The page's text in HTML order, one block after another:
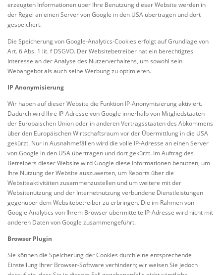
erzeugten Informationen über Ihre Benutzung dieser Website werden in
der Regel an einen Server von Google in den USA übertragen und dort
gespeichert.
Die Speicherung von Google-Analytics-Cookies erfolgt auf Grundlage von
Art. 6 Abs. 1 lit. f DSGVO. Der Websitebetreiber hat ein berechtigtes
Interesse an der Analyse des Nutzerverhaltens, um sowohl sein
Webangebot als auch seine Werbung zu optimieren.
IP Anonymisierung
Wir haben auf dieser Website die Funktion IP-Anonymisierung aktiviert.
Dadurch wird Ihre IP-Adresse von Google innerhalb von Mitgliedstaaten
der Europäischen Union oder in anderen Vertragsstaaten des Abkommens
über den Europäischen Wirtschaftsraum vor der Übermittlung in die USA
gekürzt. Nur in Ausnahmefällen wird die volle IP-Adresse an einen Server
von Google in den USA übertragen und dort gekürzt. Im Auftrag des
Betreibers dieser Website wird Google diese Informationen benutzen, um
Ihre Nutzung der Website auszuwerten, um Reports über die
Websiteaktivitäten zusammenzustellen und um weitere mit der
Websitenutzung und der Internetnutzung verbundene Dienstleistungen
gegenüber dem Websitebetreiber zu erbringen. Die im Rahmen von
Google Analytics von Ihrem Browser übermittelte IP-Adresse wird nicht mit
anderen Daten von Google zusammengeführt.
Browser Plugin
Sie können die Speicherung der Cookies durch eine entsprechende
Einstellung Ihrer Browser-Software verhindern; wir weisen Sie jedoch